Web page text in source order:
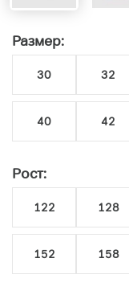
Размер:
30 32
40 42
Рост:
122 128
152 158